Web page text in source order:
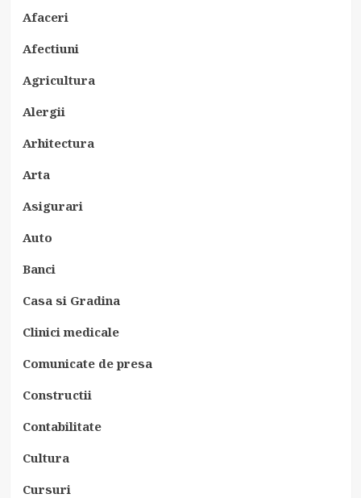
Afaceri
Afectiuni
Agricultura
Alergii
Arhitectura
Arta
Asigurari
Auto
Banci
Casa si Gradina
Clinici medicale
Comunicate de presa
Constructii
Contabilitate
Cultura
Cursuri